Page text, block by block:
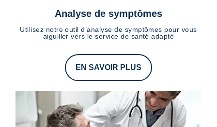
Analyse de symptômes
Utilisez notre outil d’analyse de symptômes pour vous
aiguiller vers le service de santé adapté
EN SAVOIR PLUS